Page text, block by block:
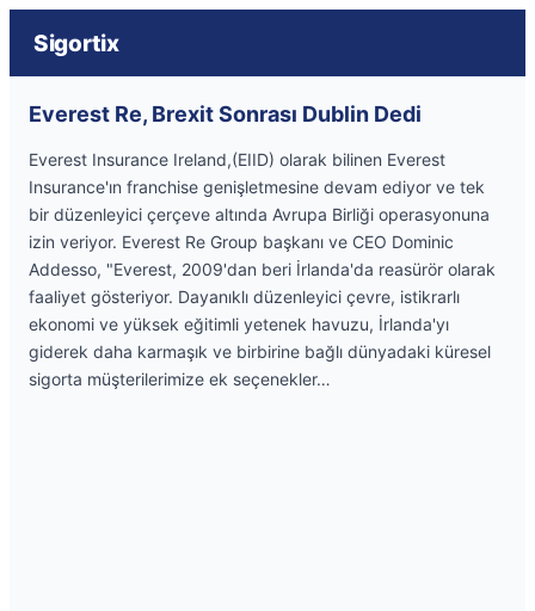
Sigortix
Everest Re, Brexit Sonrası Dublin Dedi
Everest Insurance Ireland,(EIID) olarak bilinen Everest
Insurance'ın franchise genişletmesine devam ediyor ve tek
bir düzenleyici çerçeve altında Avrupa Birliği operasyonuna
izin veriyor. Everest Re Group başkanı ve CEO Dominic
Addesso, "Everest, 2009'dan beri İrlanda'da reasürör olarak
faaliyet gösteriyor. Dayanıklı düzenleyici çevre, istikrarlı
ekonomi ve yüksek eğitimli yetenek havuzu, İrlanda'yı
giderek daha karmaşık ve birbirine bağlı dünyadaki küresel
sigorta müşterilerimize ek seçenekler…